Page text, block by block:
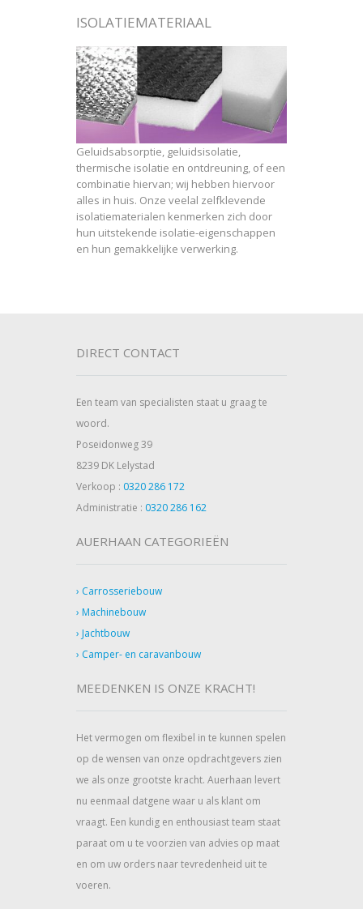
ISOLATIEMATERIAAL
Geluidsabsorptie, geluidsisolatie,
thermische isolatie en ontdreuning, of een
combinatie hiervan; wij hebben hiervoor
alles in huis. Onze veelal zelfklevende
isolatiematerialen kenmerken zich door
hun uitstekende isolatie-eigenschappen
en hun gemakkelijke verwerking.
DIRECT CONTACT
Een team van specialisten staat u graag te
woord.
Poseidonweg 39
8239 DK Lelystad
Verkoop : 0320 286 172
Administratie : 0320 286 162
AUERHAAN CATEGORIEËN
Carrosseriebouw
Machinebouw
Jachtbouw
Camper- en caravanbouw
MEEDENKEN IS ONZE KRACHT!
Het vermogen om flexibel in te kunnen spelen
op de wensen van onze opdrachtgevers zien
we als onze grootste kracht. Auerhaan levert
nu eenmaal datgene waar u als klant om
vraagt. Een kundig en enthousiast team staat
paraat om u te voorzien van advies op maat
en om uw orders naar tevredenheid uit te
voeren.